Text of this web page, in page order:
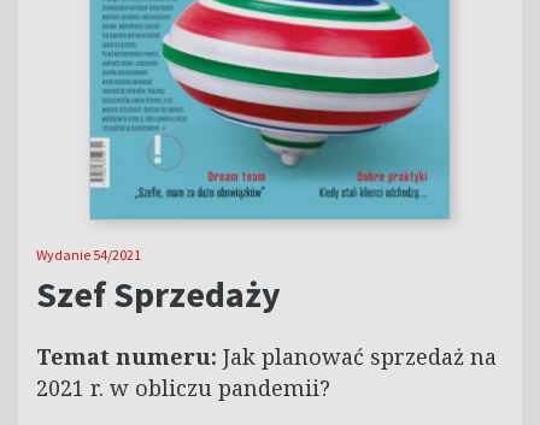
Wydanie 54/2021
Szef Sprzedaży
Temat numeru: Jak planować sprzedaż na
2021 r. w obliczu pandemii?